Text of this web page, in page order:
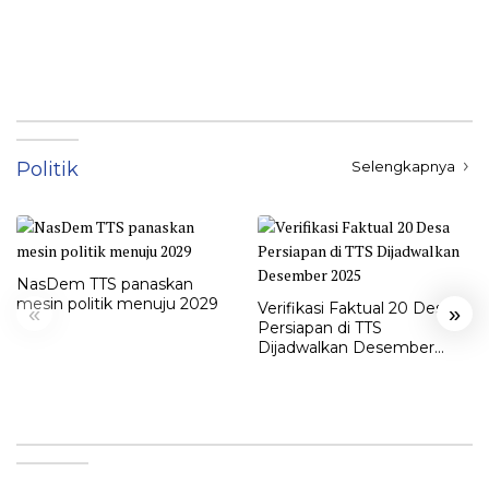
Politik Selengkapnya
« »
NasDem TTS panaskan
mesin politik menuju 2029
Verifikasi Faktual 20 Desa
Persiapan di TTS
Dijadwalkan Desember